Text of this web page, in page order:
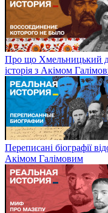
Про що Хмельницький
історія з Акімом
Переписані біографії
Акімом Галімовим